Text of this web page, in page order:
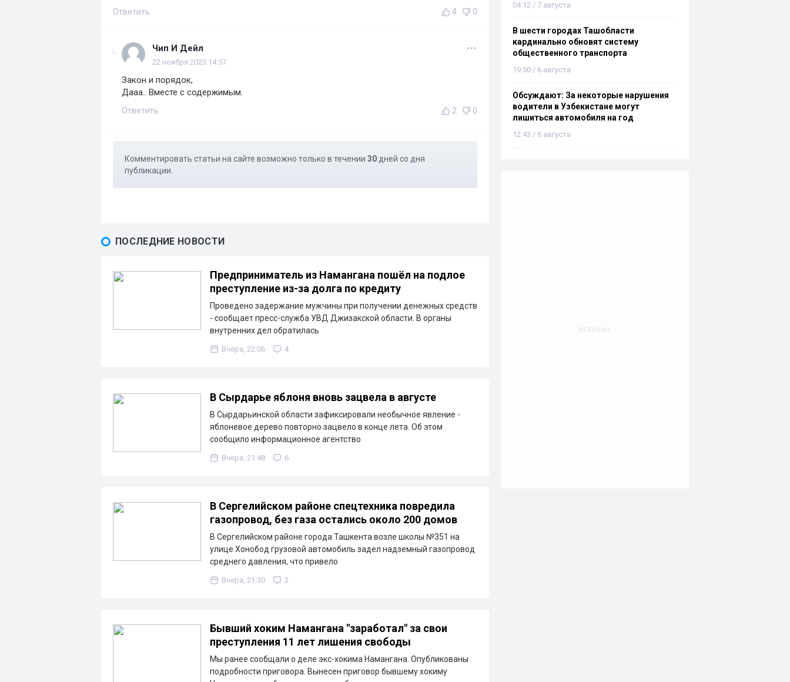
Ответить 4 0
Чип И Дейл
22 ноября 2023 14:57
Закон и порядок,
Дааа.. Вместе с содержимым.
Ответить 2 0
Комментировать статьи на сайте возможно только в течении 30 дней со дня
публикации.
ПОСЛЕДНИЕ НОВОСТИ
Предприниматель из Намангана пошёл на подлое
преступление из-за долга по кредиту
Проведено задержание мужчины при получении денежных средств
- сообщает пресс-служба УВД Джизакской области. В органы
внутренних дел обратилась
Вчера, 22:06 4
В Сырдарье яблоня вновь зацвела в августе
В Сырдарьинской области зафиксировали необычное явление -
яблоневое дерево повторно зацвело в конце лета. Об этом
сообщило информационное агентство
Вчера, 21:48 6
В Сергелийском районе спецтехника повредила
газопровод, без газа остались около 200 домов
В Сергелийском районе города Ташкента возле школы №351 на
улице Хонобод грузовой автомобиль задел надземный газопровод
среднего давления, что привело
Вчера, 21:30 2
Бывший хоким Намангана "заработал" за свои
преступления 11 лет лишения свободы
Мы ранее сообщали о деле экс-хокима Намангана. Опубликованы
подробности приговора. Вынесен приговор бывшему хокиму
04:12 / 7 августа
В шести городах Ташобласти
кардинально обновят систему
общественного транспорта
19:50 / 6 августа
Обсуждают: За некоторые нарушения
водители в Узбекистане могут
лишиться автомобиля на год
12:43 / 6 августа